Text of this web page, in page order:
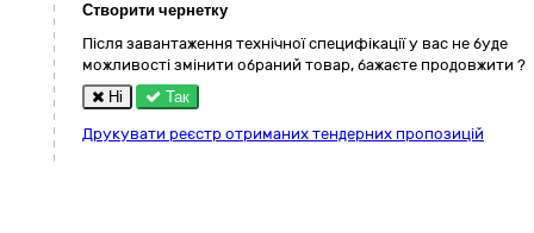
Створити чернетку
Після завантаження технічної специфікації у вас не буде
можливості змінити обраний товар, бажаєте продовжити ?
Ні
Так
Друкувати реєстр отриманих тендерних пропозицій